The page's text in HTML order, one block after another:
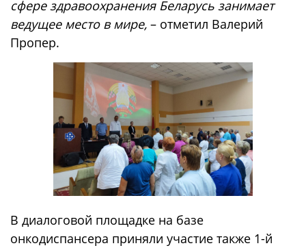
сфере здравоохранения Беларусь занимает
ведущее место в мире, – отметил Валерий
Пропер.
В диалоговой площадке на базе
онкодиспансера приняли участие также 1-й